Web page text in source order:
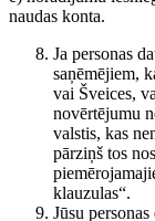
naudas konta.
Ja personas
saņēmējiem,
vai Šveices,
novērtējumu
valstis, kas
pārziņš tos
klauzulas“.
Jūsu